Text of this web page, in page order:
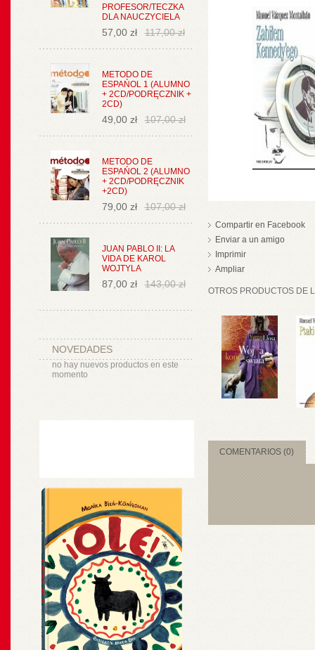
PROFESOR/TECZKA
DLA NAUCZYCIELA
57,00 zł 117,00 zł
METODO DE
ESPAŃOL 1 (ALUMNO
+ 2CD/PODRĘCZNIK +
2CD)
49,00 zł 107,00 zł
METODO DE
ESPAŃOL 2 (ALUMNO
+ 2CD/PODRĘCZNIK
+2CD)
79,00 zł 107,00 zł
JUAN PABLO II: LA
VIDA DE KAROL
WOJTYLA
87,00 zł 143,00 zł
NOVEDADES
no hay nuevos productos en este
momento
Compartir en Facebook
Enviar a un amigo
Imprimir
Ampliar
OTROS PRODUCTOS DE
COMENTARIOS (0)